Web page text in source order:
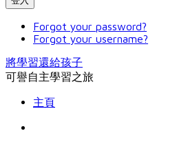
Forgot your password?
Forgot your username?
將學習還給孩子
可譽自主學習之旅
主頁